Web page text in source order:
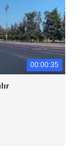
00:00:35